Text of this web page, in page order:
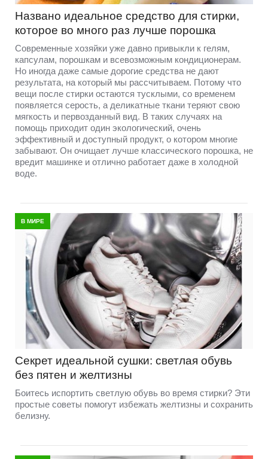
Названо идеальное средство для стирки,
которое во много раз лучше порошка
Современные хозяйки уже давно привыкли к гелям,
капсулам, порошкам и всевозможным кондиционерам.
Но иногда даже самые дорогие средства не дают
результата, на который мы рассчитываем. Потому что
вещи после стирки остаются тусклыми, со временем
появляется серость, а деликатные ткани теряют свою
мягкость и первозданный вид. В таких случаях на
помощь приходит один экологический, очень
эффективный и доступный продукт, о котором многие
забывают. Он очищает лучше классического порошка, не
вредит машинке и отлично работает даже в холодной
воде.
В МИРЕ
Секрет идеальной сушки: светлая обувь
без пятен и желтизны
Боитесь испортить светлую обувь во время стирки? Эти
простые советы помогут избежать желтизны и сохранить
белизну.